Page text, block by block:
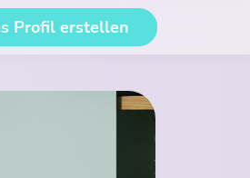
Profil erstellen